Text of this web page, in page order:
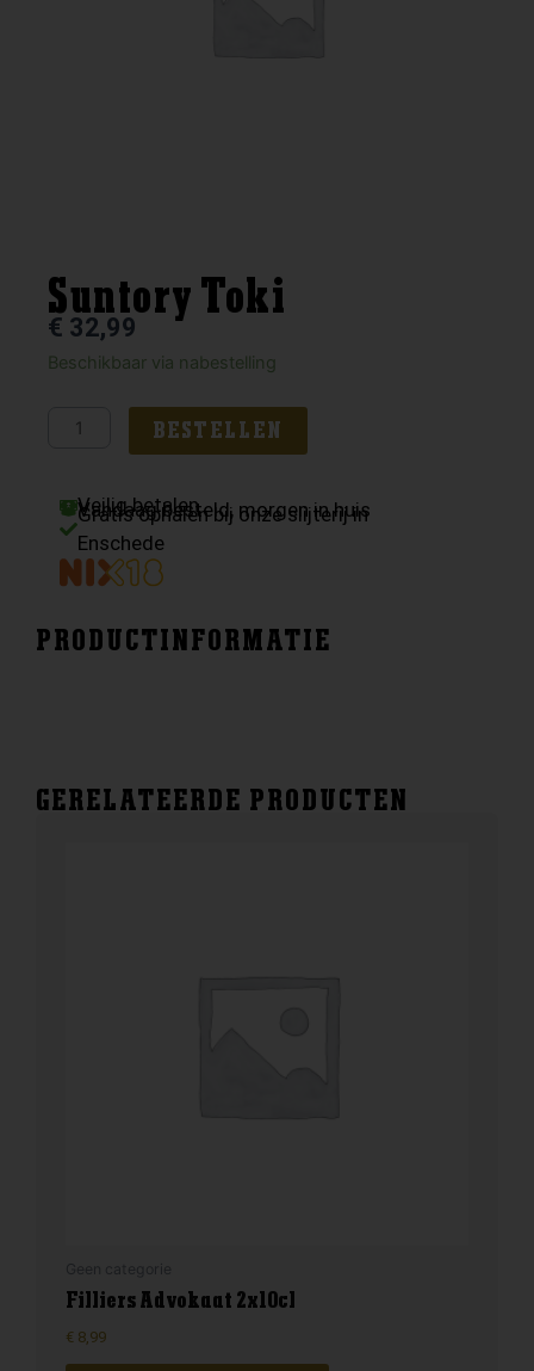
Suntory Toki
€ 32,99
Beschikbaar via nabestelling
Suntory
aantal
BESTELLEN
Veilig betalen
Vandaag besteld, morgen in huis
Gratis ophalen bij onze slijterij in
Enschede
PRODUCTINFORMATIE
GERELATEERDE PRODUCTEN
Filliers Advokaat 2x10cl
€ 8,99